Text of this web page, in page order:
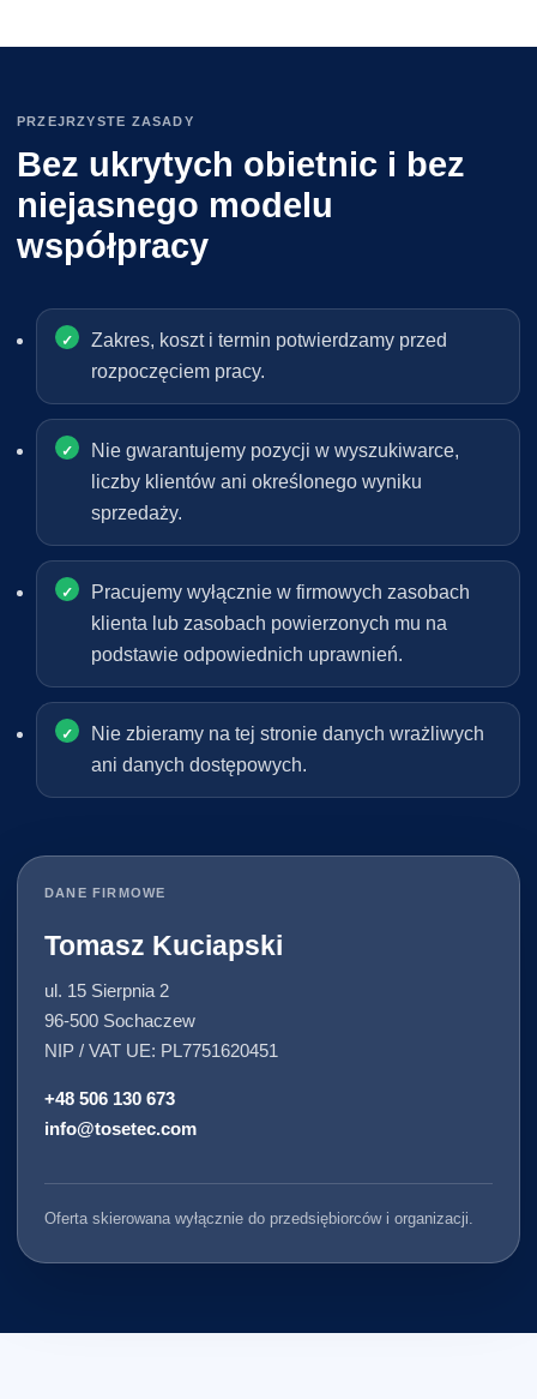
PRZEJRZYSTE ZASADY
Bez ukrytych obietnic i bez
niejasnego modelu
współpracy
Zakres, koszt i termin potwierdzamy przed
rozpoczęciem pracy.
Nie gwarantujemy pozycji w wyszukiwarce,
liczby klientów ani określonego wyniku
sprzedaży.
Pracujemy wyłącznie w firmowych zasobach
klienta lub zasobach powierzonych mu na
podstawie odpowiednich uprawnień.
Nie zbieramy na tej stronie danych wrażliwych
ani danych dostępowych.
DANE FIRMOWE
Tomasz Kuciapski
ul. 15 Sierpnia 2
96-500 Sochaczew
NIP / VAT UE: PL7751620451
+48 506 130 673
info@tosetec.com
Oferta skierowana wyłącznie do przedsiębiorców i organizacji.